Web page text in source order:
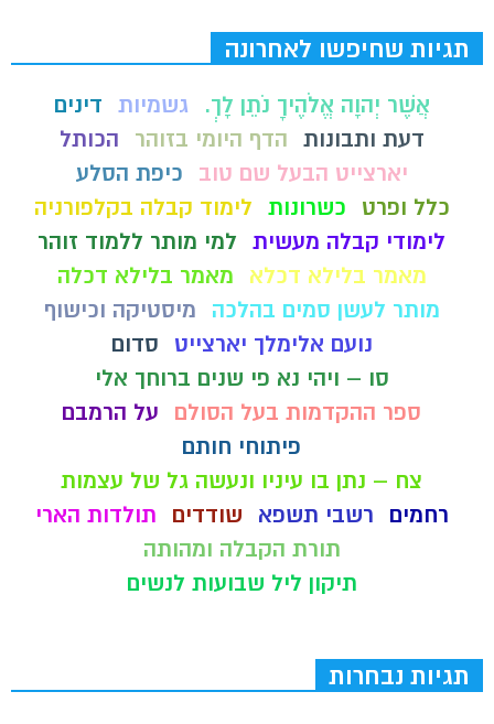
תגיות שחיפשו לאחרונה
אֲשֶׁר יְהוָה אֱלֹהֶיךָ נֹתֵן לָךְ. גשמיות דינים
דעת ותבונות הדף היומי בזוהר
הכותל
יארצייט הבעל שם טוב
כיפת הסלע
כלל ופרט
כשרונות לימוד קבלה בקלפורניה
לימודי קבלה מעשית למי מותר ללמוד זוהר
מאמר בלילא דכלא
מאמר בלילא דכלה
מותר לעשן סמים בהלכה
מיסטיקה וכישוף
נועם אלימלך יארצייט
סדום
סו – ויהי נא פי שנים ברוחך אלי
ספר ההקדמות בעל הסולם
על הרמבם
פיתוחי חותם
צח – נתן בו עיניו ונעשה גל של עצמות
רחמים
רשבי תשפא שודדים
תולדות הארי
תורת הקבלה ומהותה
תיקון ליל שבועות לנשים
תגיות נבחרות